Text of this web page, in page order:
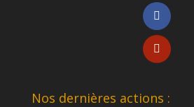
Nos dernières actions :